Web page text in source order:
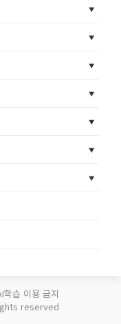
습 이용 금지
reserved